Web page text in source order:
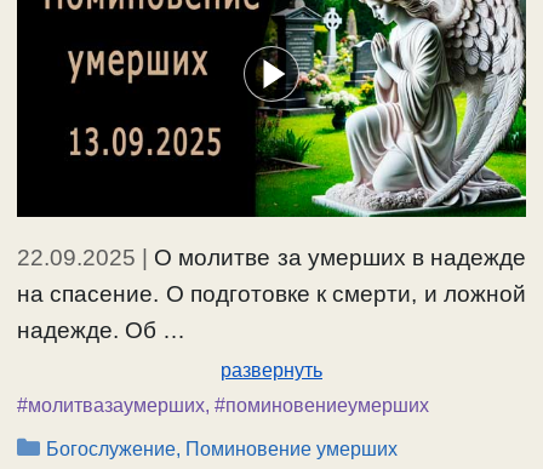
22.09.2025 | О молитве за умерших в надежде
на спасение. О подготовке к смерти, и ложной
надежде. Об …
развернуть
#молитвазаумерших, #поминовениеумерших
Рубрики
Богослужение, Поминовение умерших